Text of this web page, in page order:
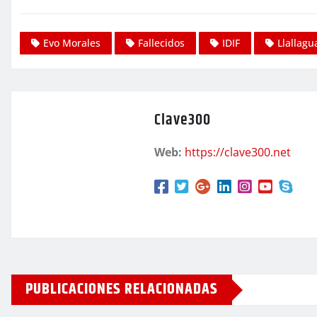
Evo Morales Fallecidos IDIF
Clave300
Web: https://clave300.net
PUBLICACIONES RELACIONADAS